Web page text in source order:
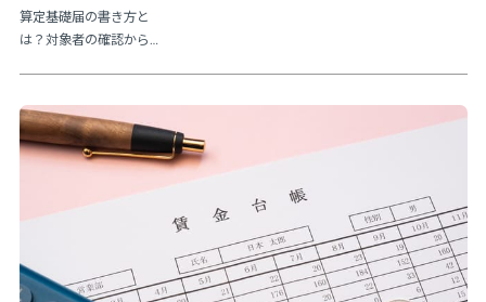
算定基礎届の書き方と
は？対象者の確認から
版】